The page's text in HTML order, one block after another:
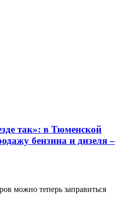
так»: в Тюменской
бензина и дизеля –
можно теперь заправиться